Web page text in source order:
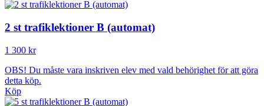
2 st trafiklektioner B (automat)
1 300 kr
OBS! Du måste vara inskriven elev med vald behörighet för att göra
detta köp.
Köp